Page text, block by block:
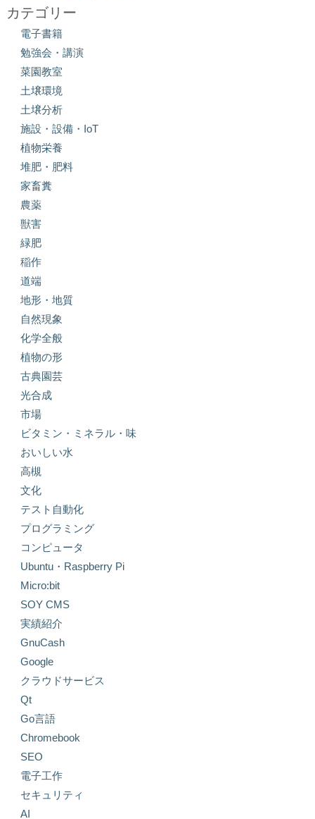
カテゴリー
電子書籍
勉強会・講演
菜園教室
土壌環境
土壌分析
施設・設備・IoT
植物栄養
堆肥・肥料
家畜糞
農薬
獣害
緑肥
稲作
道端
地形・地質
自然現象
化学全般
植物の形
古典園芸
光合成
市場
ビタミン・ミネラル・味
おいしい水
高槻
文化
テスト自動化
プログラミング
コンピュータ
Ubuntu・Raspberry Pi
Micro:bit
SOY CMS
実績紹介
GnuCash
Google
クラウドサービス
Qt
Go言語
Chromebook
SEO
電子工作
セキュリティ
AI